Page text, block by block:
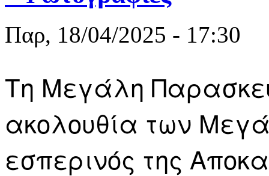
Παρ, 18/04/2025 - 17:30
Τη Μεγάλη
ακολουθία των
εσπερινός της